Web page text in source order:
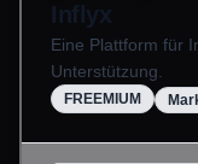
Inflyx
Eine Plattform für
Unterstützung.
FREEMIUM